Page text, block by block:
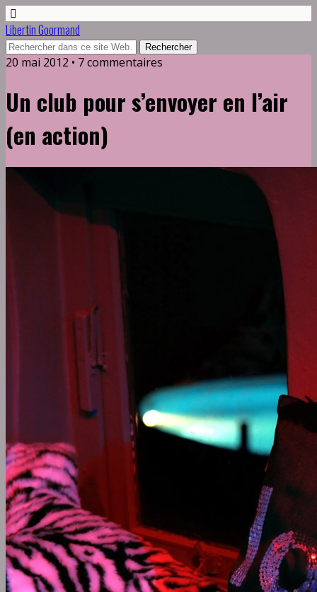
Libertin Goormand
20 mai 2012 • 7 commentaires
Un club pour s’envoyer en l’air
(en action)